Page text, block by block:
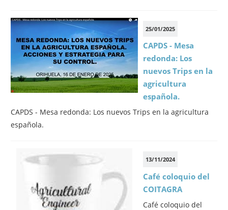
25/01/2025
CAPDS - Mesa
redonda: Los
nuevos Trips en la
agricultura
española.
CAPDS - Mesa redonda: Los nuevos Trips en la agricultura
española.
13/11/2024
Café coloquio del
COITAGRA
Café coloquio del